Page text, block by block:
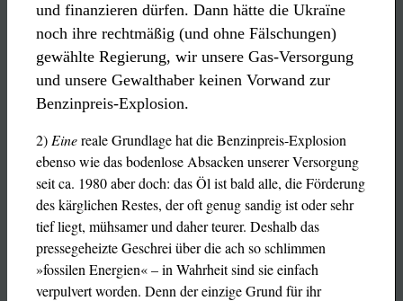
und finanzieren dürfen. Dann hätte die Ukraïne
noch ihre rechtmäßig (und ohne Fälschungen)
gewählte Regierung, wir unsere Gas-Versorgung
und unsere Gewalthaber keinen Vorwand zur
Benzinpreis-Explosion.
2)Einereale Grundlage hat die Benzinpreis-Explosion
ebenso wie das bodenlose Absacken unserer Versorgung
seit ca. 1980 aber doch: das Öl ist bald alle, die Förderung
des kärglichen Restes, der oft genug sandig ist oder sehr
tief liegt, mühsamer und daher teurer. Deshalb das
pressegeheizte Geschrei über die ach so schlimmen
»fossilen Energien« – in Wahrheit sind sie einfach
verpulvert worden. Denn der einzige Grund für ihr